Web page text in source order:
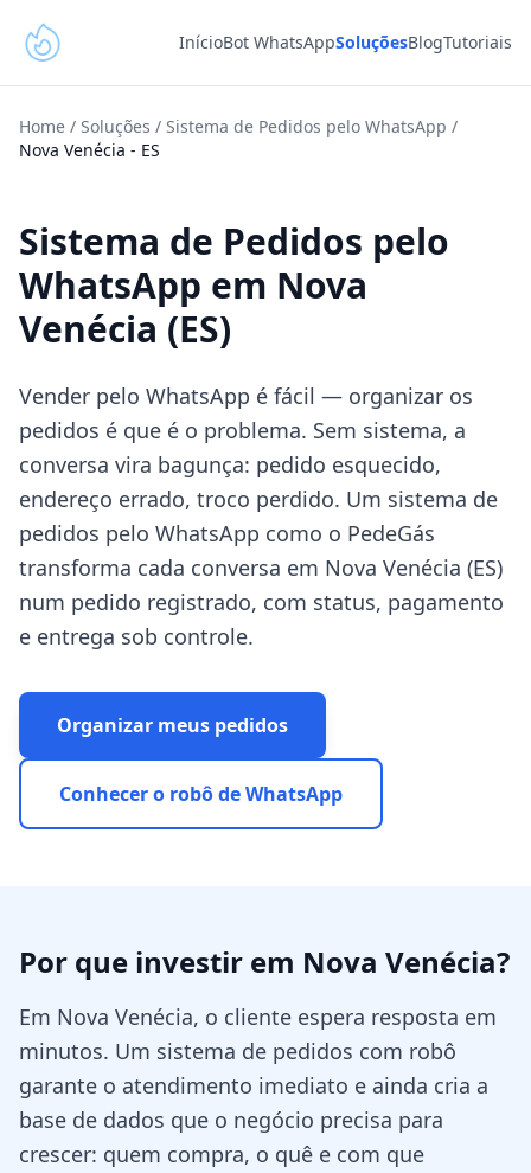
InícioBot WhatsAppSoluçõesBlogTutoriais
Home / Soluções / Sistema de Pedidos pelo WhatsApp /
Nova Venécia - ES
Sistema de Pedidos pelo
WhatsApp em Nova
Venécia (ES)
Vender pelo WhatsApp é fácil — organizar os
pedidos é que é o problema. Sem sistema, a
conversa vira bagunça: pedido esquecido,
endereço errado, troco perdido. Um sistema de
pedidos pelo WhatsApp como o PedeGás
transforma cada conversa em Nova Venécia (ES)
num pedido registrado, com status, pagamento
e entrega sob controle.
Organizar meus pedidos
Conhecer o robô de WhatsApp
Por que investir em Nova Venécia?
Em Nova Venécia, o cliente espera resposta em
minutos. Um sistema de pedidos com robô
garante o atendimento imediato e ainda cria a
base de dados que o negócio precisa para
crescer: quem compra, o quê e com que